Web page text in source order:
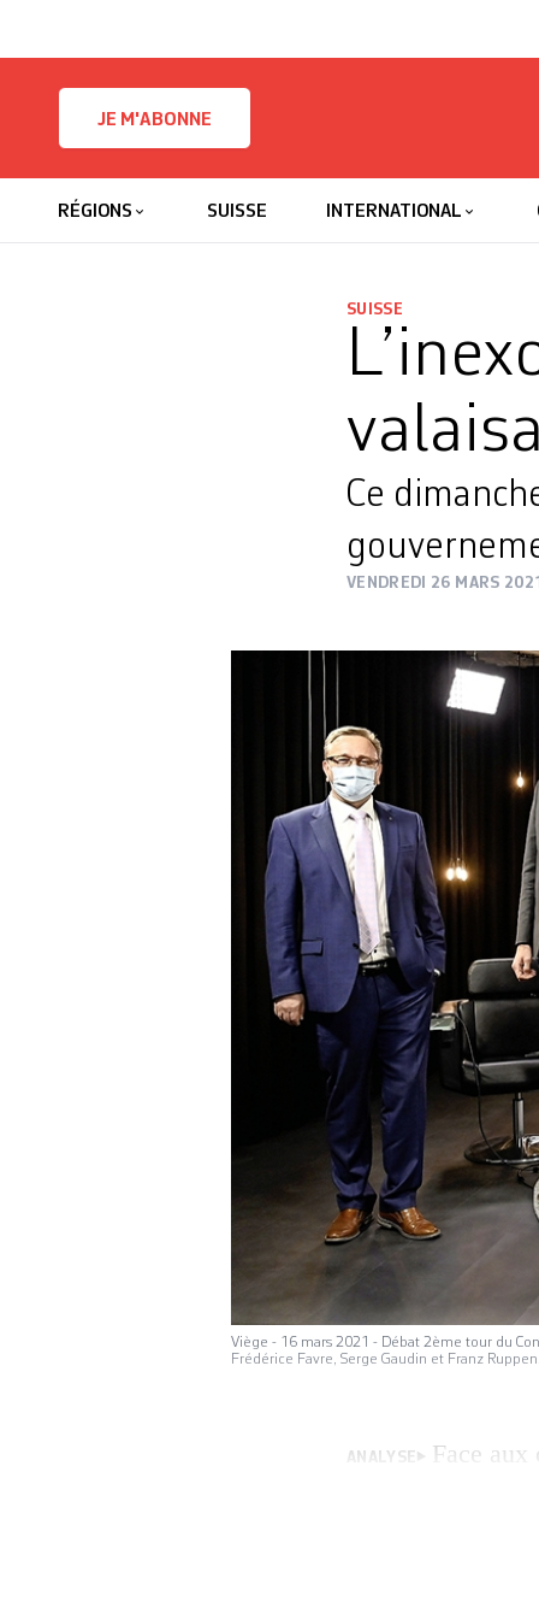
JE M'ABONNE
RÉGIONS SUISSE INTERNATIONAL
SUISSE
Ce
VENDREDI 26 MARS
Viège - 16 mars 2021 - Débat 2ème tour du
Frédérice Favre, Serge Gaudin et Franz
ANALYSE
Face aux